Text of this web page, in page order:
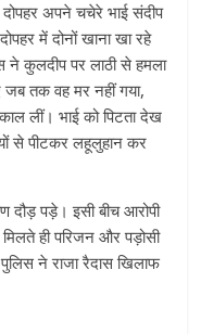
अपने चचेरे भाई संदीप
में दोनों खाना खा रहे
ने कुलदीप पर लाठी से हमला
जब तक वह मर नहीं गया,
लीं। भाई को पिटता देख
से पीटकर लहूलुहान कर
पड़े। इसी बीच आरोपी
ही परिजन और पड़ोसी
ने राजा रैदास खिलाफ